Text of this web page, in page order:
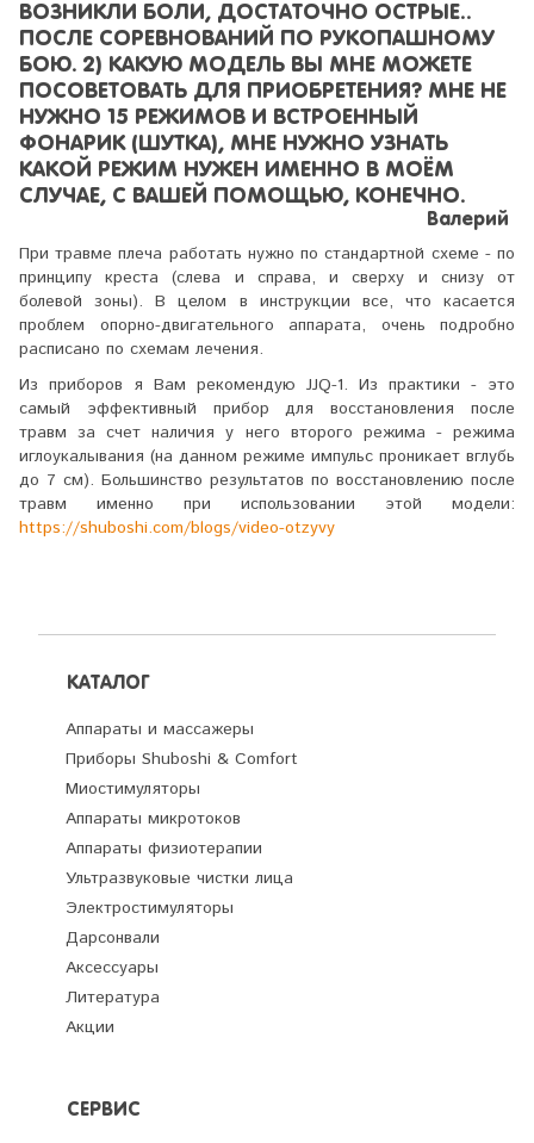
ВОЗНИКЛИ БОЛИ, ДОСТАТОЧНО ОСТРЫЕ..
ПОСЛЕ СОРЕВНОВАНИЙ ПО РУКОПАШНОМУ
БОЮ. 2) КАКУЮ МОДЕЛЬ ВЫ МНЕ МОЖЕТЕ
ПОСОВЕТОВАТЬ ДЛЯ ПРИОБРЕТЕНИЯ? МНЕ НЕ
НУЖНО 15 РЕЖИМОВ И ВСТРОЕННЫЙ
ФОНАРИК (ШУТКА), МНЕ НУЖНО УЗНАТЬ
КАКОЙ РЕЖИМ НУЖЕН ИМЕННО В МОЁМ
СЛУЧАЕ, С ВАШЕЙ ПОМОЩЬЮ, КОНЕЧНО.
Валерий
При травме плеча работать нужно по стандартной схеме - по
принципу креста (слева и справа, и сверху и снизу от
болевой зоны). В целом в инструкции все, что касается
проблем опорно-двигательного аппарата, очень подробно
расписано по схемам лечения.
Из приборов я Вам рекомендую JJQ-1. Из практики - это
самый эффективный прибор для восстановления после
травм за счет наличия у него второго режима - режима
иглоукалывания (на данном режиме импульс проникает вглубь
до 7 см). Большинство результатов по восстановлению после
травм именно при использовании этой модели:
https://shuboshi.com/blogs/video-otzyvy
КАТАЛОГ
Аппараты и массажеры
Приборы Shuboshi & Comfort
Миостимуляторы
Аппараты микротоков
Аппараты физиотерапии
Ультразвуковые чистки лица
Электростимуляторы
Дарсонвали
Аксессуары
Литература
Акции
СЕРВИС